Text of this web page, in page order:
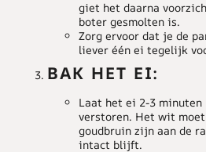
giet het daarna
boter gesmolten is.
Zorg ervoor dat je de
liever één ei tegelijk
BAK HET EI:
Laat het ei 2-3
verstoren. Het wit
goudbruin zijn aan de
intact blijft.